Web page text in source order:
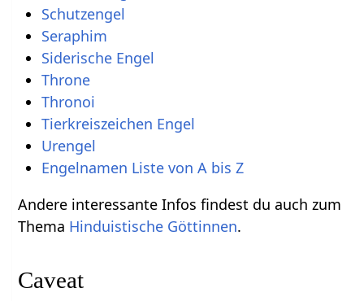
Schutzengel
Seraphim
Siderische Engel
Throne
Thronoi
Tierkreiszeichen Engel
Urengel
Engelnamen Liste von A bis Z
Andere interessante Infos findest du auch zum
Thema Hinduistische Göttinnen.
Caveat